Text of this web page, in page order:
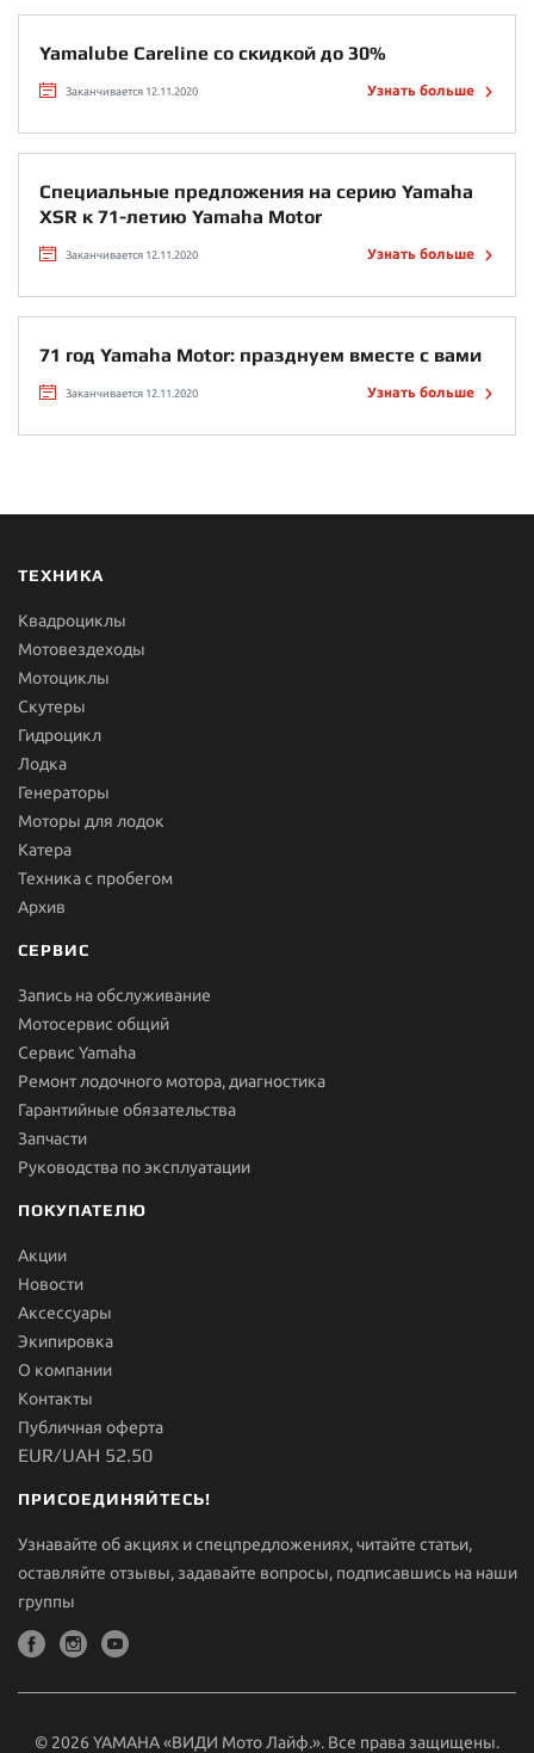
Yamalube Careline со скидкой до 30%
Заканчивается 12.11.2020 Узнать больше
Специальные предложения на серию Yamaha
XSR к 71-летию Yamaha Motor
Заканчивается 12.11.2020 Узнать больше
71 год Yamaha Motor: празднуем вместе с вами
Заканчивается 12.11.2020 Узнать больше
ТЕХНИКА
Квадроциклы
Мотовездеходы
Мотоциклы
Скутеры
Гидроцикл
Лодка
Генераторы
Моторы для лодок
Катера
Техника с пробегом
Архив
СЕРВИС
Запись на обслуживание
Мотосервис общий
Сервис Yamaha
Ремонт лодочного мотора, диагностика
Гарантийные обязательства
Запчасти
Руководства по эксплуатации
ПОКУПАТЕЛЮ
Акции
Новости
Aксессуары
Экипировка
О компании
Контакты
Публичная оферта
EUR/UAH 52.50
ПРИСОЕДИНЯЙТЕСЬ!
Узнавайте об акциях и спецпредложениях, читайте статьи,
оставляйте отзывы, задавайте вопросы, подписавшись на наши
группы
© 2026 YAMAHA «ВИДИ Мото Лайф.». Все права защищены.